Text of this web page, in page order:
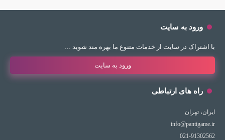
ورود به سایت
با اشتراک در سایت از خدمات متنوع ما بهره مند شوید …
ورود به سایت
راه های ارتباطی
ایران، تهران
info@pantigame.ir
021-91302562